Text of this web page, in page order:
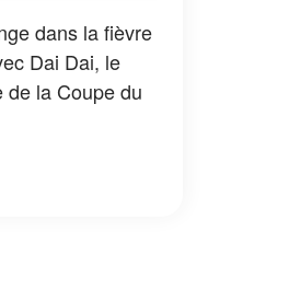
dans la fièvre
Dai Dai, le
de la Coupe du